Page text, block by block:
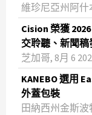
維珍尼亞州阿什
Cision 榮獲
交聆聽、新聞稿
芝加哥, 8月 6
KANEBO 選用
外蓋包裝
田納西州金斯波